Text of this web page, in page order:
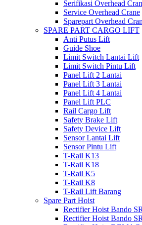
Serifikasi Overhead
Service Overhead Crane
Sparepart Overhead
SPARE PART CARGO LIFT
Anti Putus Lift
Guide Shoe
Limit Switch Lantai Lift
Limit Switch Pintu Lift
Panel Lift 2 Lantai
Panel Lift 3 Lantai
Panel Lift 4 Lantai
Panel Lift PLC
Rail Cargo Lift
Safety Brake Lift
Safety Device Lift
Sensor Lantai Lift
Sensor Pintu Lift
T-Rail K13
T-Rail K18
T-Rail K5
T-Rail K8
T-Rail Lift Barang
Spare Part Hoist
Rectifier Hoist Bando
Rectifier Hoist Bando